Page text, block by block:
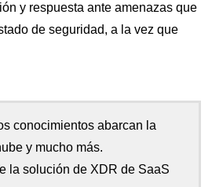
y respuesta ante amenazas que
de seguridad, a la vez que
conocimientos abarcan la
y mucho más.
la solución de XDR de SaaS